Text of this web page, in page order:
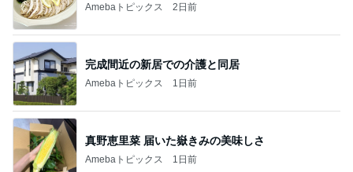
Amebaトピックス 2日前
完成間近の新居での介護と同居
Amebaトピックス 1日前
真野恵里菜 届いた嶽きみの美味しさ
Amebaトピックス 1日前